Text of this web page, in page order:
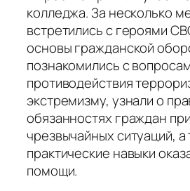
колледжа. За несколько
встретились с героями
основы гражданской
познакомились с
противодействия
экстремизму, узнали о
обязанностях граждан
чрезвычайных ситуаций,
практические навыки
помощи.